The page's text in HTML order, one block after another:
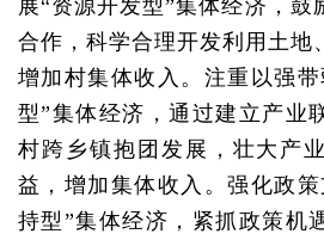
展“资源开发型”集体经济，鼓
合作，科学合理开发利用土地
增加村集体收入。注重以强
型”集体经济，通过建立产业
村跨乡镇抱团发展，壮大产
益，增加集体收入。强化政
持型”集体经济，紧抓政策机